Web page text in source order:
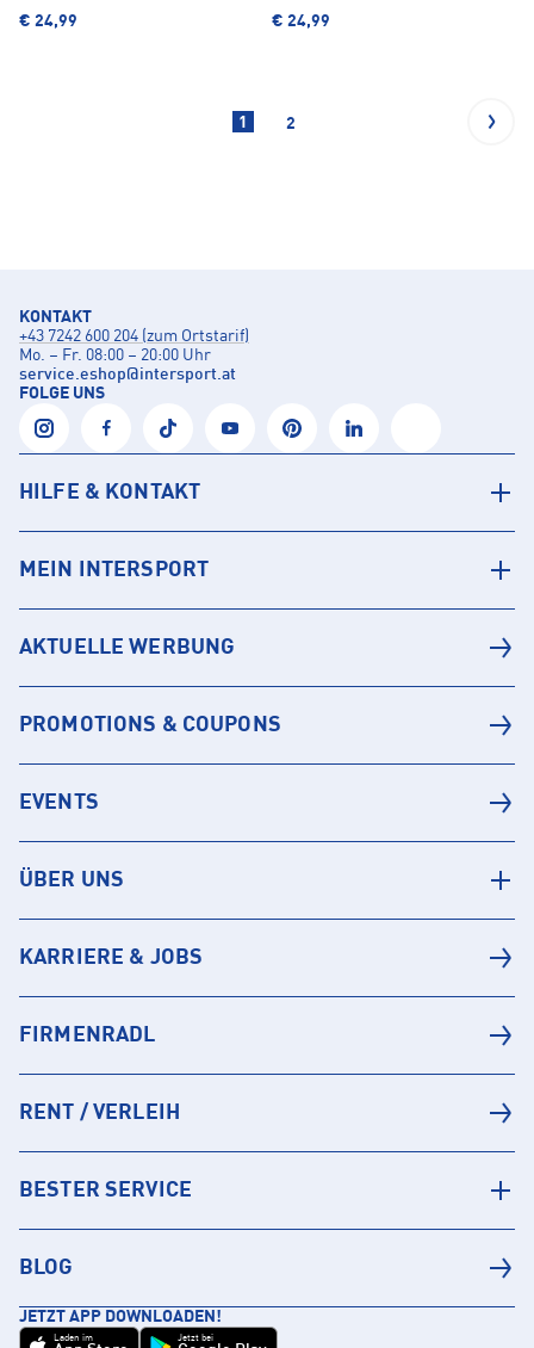
€ 24,99 € 24,99
1 2
KONTAKT
+43 7242 600 204 (zum Ortstarif)
Mo. – Fr. 08:00 – 20:00 Uhr
service.eshop@intersport.at
FOLGE UNS
HILFE & KONTAKT
MEIN INTERSPORT
AKTUELLE WERBUNG
PROMOTIONS & COUPONS
EVENTS
ÜBER UNS
KARRIERE & JOBS
FIRMENRADL
RENT / VERLEIH
BESTER SERVICE
BLOG
JETZT APP DOWNLOADEN!
Laden im Jetzt bei